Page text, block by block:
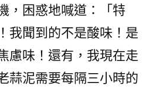
，困惑地喊道：「特
我聞到的不是酸味！是
慮味！還有，我現在走
蒜泥需要每隔三小時的